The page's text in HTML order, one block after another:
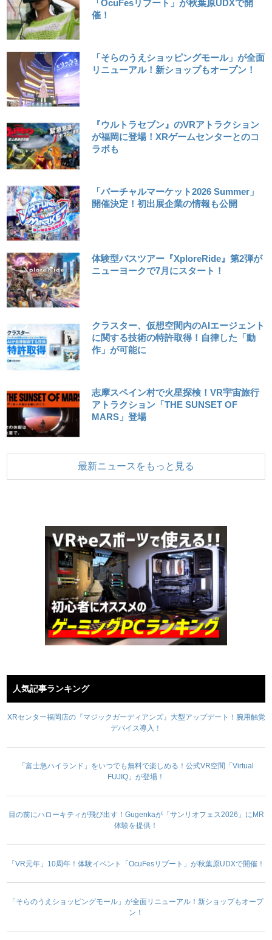
「OcuFesリブート」が秋葉原UDXで開
催！
「そらのうえショッピングモール」が全面
リニューアル！新ショップもオープン！
『ウルトラセブン』のVRアトラクション
が福岡に登場！XRゲームセンターとのコ
ラボも
「バーチャルマーケット2026 Summer」
開催決定！初出展企業の情報も公開
体験型バスツアー『XploreRide』第2弾が
ニューヨークで7月にスタート！
クラスター、仮想空間内のAIエージェント
に関する技術の特許取得！自律した「動
作」が可能に
志摩スペイン村で火星探検！VR宇宙旅行
アトラクション「THE SUNSET OF
MARS」登場
最新ニュースをもっと見る
人気記事ランキング
XRセンター福岡店の『マジックガーディアンズ』大型アップデート！腕用触覚
デバイス導入！
「富士急ハイランド」をいつでも無料で楽しめる！公式VR空間「Virtual
FUJIQ」が登場！
目の前にハローキティが飛び出す！Gugenkaが「サンリオフェス2026」にMR
体験を提供！
「VR元年」10周年！体験イベント「OcuFesリブート」が秋葉原UDXで開催！
「そらのうえショッピングモール」が全面リニューアル！新ショップもオープ
ン！